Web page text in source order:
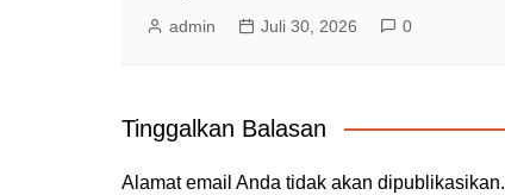
admin Juli 30, 2026 0
Tinggalkan Balasan
Alamat email Anda tidak akan dipublikasikan.